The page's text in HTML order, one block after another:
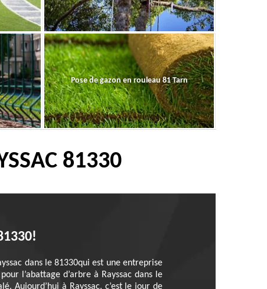
Pose de gazon en rouleau 81 Tarn
81330
dans le 81330qui est une entreprise
l’abattage d’arbre à Rayssac dans le
Aujourd’hui à Rayssac, c’est le jour de